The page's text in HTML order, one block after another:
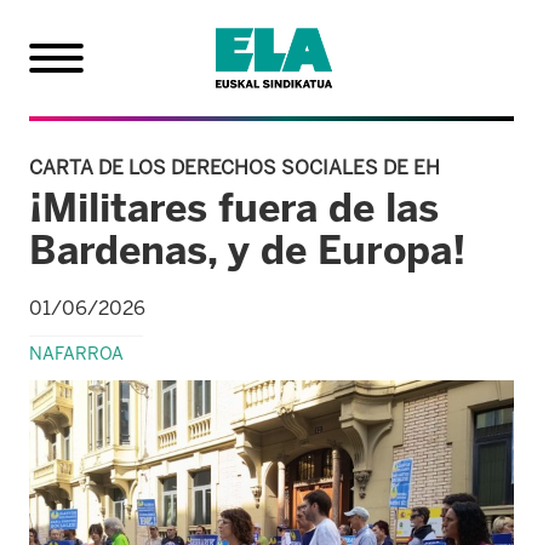
CARTA DE LOS DERECHOS SOCIALES DE EH
¡Militares fuera de las
Bardenas, y de Europa!
01/06/2026
NAFARROA